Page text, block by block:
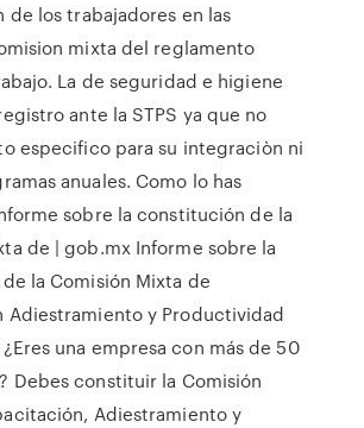
los trabajadores en las
mixta del reglamento
La de seguridad e higiene
ante la STPS ya que no
especifico para su integraciòn ni
anuales. Como lo has
sobre la constitución de la
de | gob.mx Informe sobre la
la Comisión Mixta de
Adiestramiento y Productividad
una empresa con más de 50
Debes constituir la Comisión
Adiestramiento y